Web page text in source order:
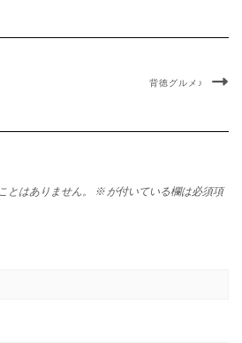
背徳グルメ♪
とはありません。 ※ が付いている欄は必須項